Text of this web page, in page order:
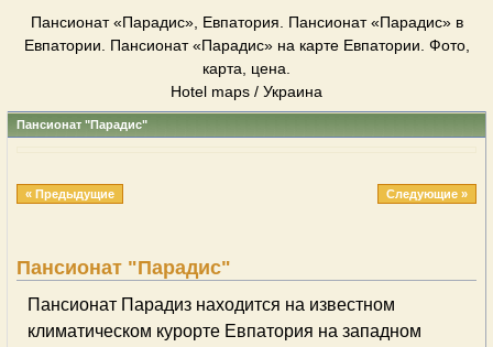
Пансионат «Парадис», Евпатория. Пансионат «Парадис» в
Евпатории. Пансионат «Парадис» на карте Евпатории. Фото,
карта, цена.
Hotel maps / Украина
Пансионат "Парадис"
« Предыдущие Следующие »
Пансионат "Парадис"
Пансионат Парадиз находится на известном
климатическом курорте Евпатория на западном